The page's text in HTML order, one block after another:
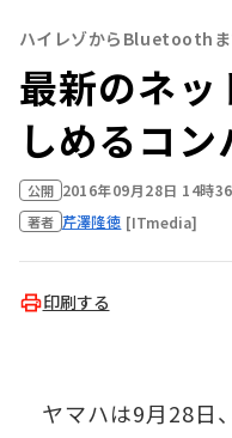
ハイレゾからBluetoothま
最新のネッ
しめるコン
公開 2016年09月28日 14時
著者 芹澤隆徳 [ITmedia]
印刷する
ヤマハは9月28日